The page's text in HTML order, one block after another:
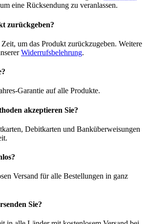
eine Rücksendung zu veranlassen.
zurückgeben?
Zeit, um das Produkt zurückzugeben. Weitere
Widerrufsbelehrung.
Garantie auf alle Produkte.
akzeptieren Sie?
Debitkarten und Banküberweisungen
Versand für alle Bestellungen in ganz
Sie?